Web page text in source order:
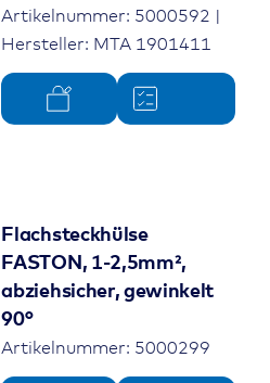
Artikelnummer: 5000592 |
Hersteller: MTA 1901411
Flachsteckhülse
FASTON, 1-2,5mm²,
abziehsicher, gewinkelt
90°
Artikelnummer: 5000299